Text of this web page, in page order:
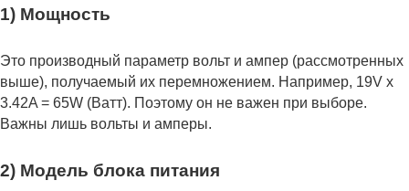
1) Мощность
Это производный параметр вольт и ампер (рассмотренных
выше), получаемый их перемножением. Например, 19V x
3.42A = 65W (Ватт). Поэтому он не важен при выборе.
Важны лишь вольты и амперы.
2) Модель блока питания